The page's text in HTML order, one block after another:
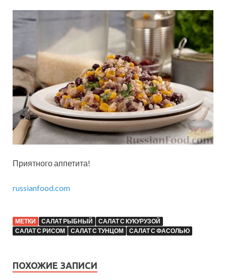
Приятного аппетита!
russianfood.com
МЕТКИ САЛАТ РЫБНЫЙ
САЛАТ С КУКУРУЗОЙ
САЛАТ С РИСОМ
САЛАТ С ТУНЦОМ САЛАТ С ФАСОЛЬЮ
ПОХОЖИЕ ЗАПИСИ